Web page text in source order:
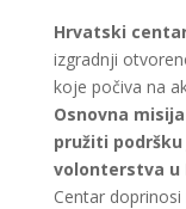
Hrvatski
izgradnji
koje počiva na
Osnovna
pružiti
volonterstva u
Centar